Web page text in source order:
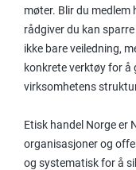
møter. Blir du medlem
rådgiver du kan
ikke bare veiledning,
konkrete verktøy for å
virksomhetens
Etisk handel Norge er
organisasjoner og
og systematisk for å